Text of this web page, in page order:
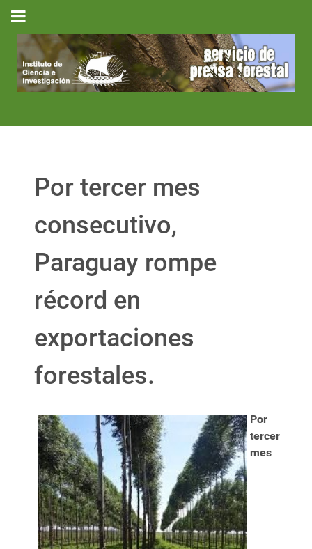
Por tercer mes
consecutivo,
Paraguay rompe
récord en
exportaciones
forestales.
Por
tercer
mes